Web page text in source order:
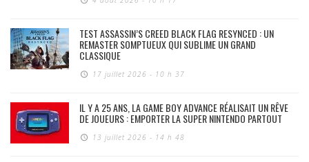
TEST ASSASSIN’S CREED BLACK FLAG RESYNCED : UN
REMASTER SOMPTUEUX QUI SUBLIME UN GRAND
CLASSIQUE
17 juillet 2026 - 10 h 37
IL Y A 25 ANS, LA GAME BOY ADVANCE RÉALISAIT UN RÊVE
DE JOUEURS : EMPORTER LA SUPER NINTENDO PARTOUT
13 juillet 2026 - 14 h 48